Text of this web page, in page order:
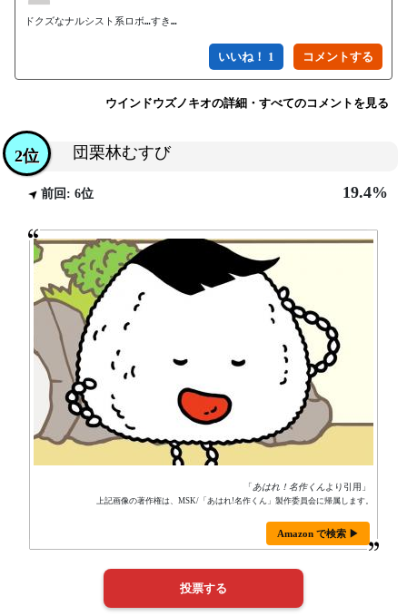
ドクズなナルシスト系ロボ…すき…
いいね！ 1
ウインドウズノキオの詳細・すべてのコメントを見る
団栗林むすび
2位
前回: 6位 19.4%
「あはれ！名作くん より引用」
上記画像の著作権は、MSK/「あはれ!名作くん」製作委員会に帰属します。
Amazon で検索 ▶